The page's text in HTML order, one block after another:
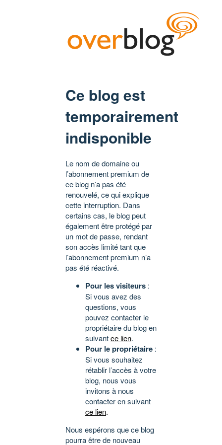
Ce blog est
temporairement
indisponible
Le nom de domaine ou
l’abonnement premium de
ce blog n’a pas été
renouvelé, ce qui explique
cette interruption. Dans
certains cas, le blog peut
également être protégé par
un mot de passe, rendant
son accès limité tant que
l’abonnement premium n’a
pas été réactivé.
Pour les visiteurs :
Si vous avez des
questions, vous
pouvez contacter le
propriétaire du blog en
suivantce lien.
Pour le propriétaire :
Si vous souhaitez
rétablir l’accès à votre
blog, nous vous
invitons à nous
contacter en suivant
ce lien.
Nous espérons que ce blog
pourra être de nouveau